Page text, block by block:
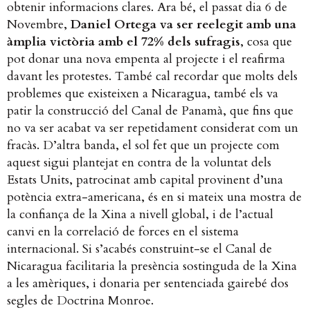
obtenir informacions clares. Ara bé, el passat dia 6 de
Novembre, Daniel Ortega va ser reelegit amb una
àmplia victòria amb el 72% dels sufragis, cosa que
pot donar una nova empenta al projecte i el reafirma
davant les protestes. També cal recordar que molts dels
problemes que existeixen a Nicaragua, també els va
patir la construcció del Canal de Panamà, que fins que
no va ser acabat va ser repetidament considerat com un
fracàs. D’altra banda, el sol fet que un projecte com
aquest sigui plantejat en contra de la voluntat dels
Estats Units, patrocinat amb capital provinent d’una
potència extra-americana, és en si mateix una mostra de
la confiança de la Xina a nivell global, i de l’actual
canvi en la correlació de forces en el sistema
internacional. Si s’acabés construint-se el Canal de
Nicaragua facilitaria la presència sostinguda de la Xina
a les amèriques, i donaria per sentenciada gairebé dos
segles de Doctrina Monroe.